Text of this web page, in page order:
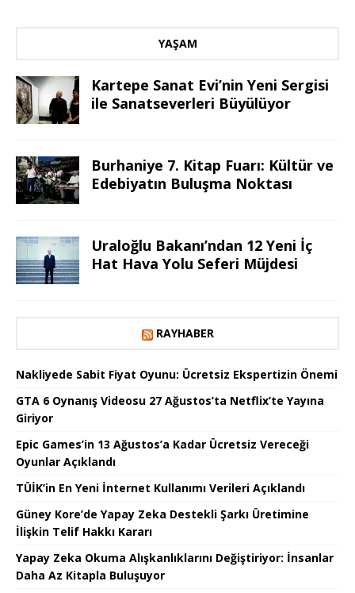
YAŞAM
Kartepe Sanat Evi’nin Yeni Sergisi
ile Sanatseverleri Büyülüyor
Burhaniye 7. Kitap Fuarı: Kültür ve
Edebiyatın Buluşma Noktası
Uraloğlu Bakanı’ndan 12 Yeni İç
Hat Hava Yolu Seferi Müjdesi
RAYHABER
Nakliyede Sabit Fiyat Oyunu: Ücretsiz Ekspertizin Önemi
GTA 6 Oynanış Videosu 27 Ağustos’ta Netflix’te Yayına
Giriyor
Epic Games’in 13 Ağustos’a Kadar Ücretsiz Vereceği
Oyunlar Açıklandı
TÜİK’in En Yeni İnternet Kullanımı Verileri Açıklandı
Güney Kore’de Yapay Zeka Destekli Şarkı Üretimine
İlişkin Telif Hakkı Kararı
Yapay Zeka Okuma Alışkanlıklarını Değiştiriyor: İnsanlar
Daha Az Kitapla Buluşuyor